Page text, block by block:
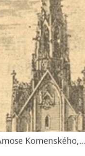
Komenského,...